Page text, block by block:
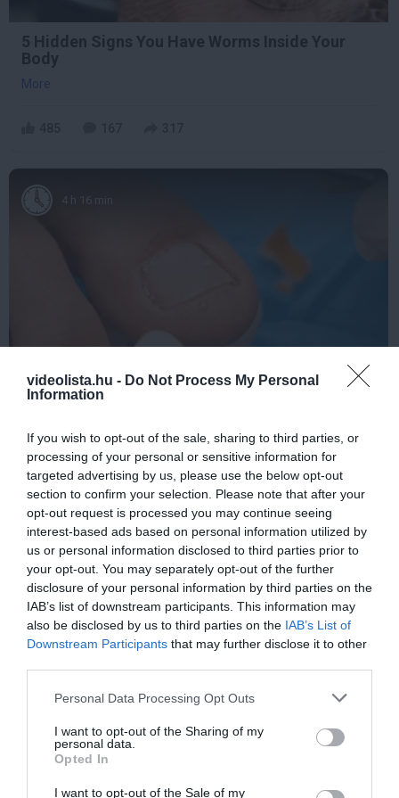
videolista.hu - Do Not Process My Personal
Information
If you wish to opt-out of the sale, sharing to third parties, or
processing of your personal or sensitive information for
targeted advertising by us, please use the below opt-out
section to confirm your selection. Please note that after your
opt-out request is processed you may continue seeing
interest-based ads based on personal information utilized by
us or personal information disclosed to third parties prior to
your opt-out. You may separately opt-out of the further
disclosure of your personal information by third parties on the
IAB’s list of downstream participants. This information may
also be disclosed by us to third parties on the IAB’s List of
Downstream Participants that may further disclose it to other
Please note that this website/app uses one or more Google
not limited to your visit or usage behaviour. You may click to
grant or deny consent to Google and its third-party tags to
use your data for below specified purposes in below Google
consent section.
Personal Data Processing Opt Outs
I want to opt-out of the Sharing of my
personal data.
Opted In
I want to opt-out of the Sale of my
5 Hidden Signs You Have Worms Inside Your
Body
More
4 h 16 min
Fungus Dries Up And Falls Off After The First
More
199 200 152
This Simple Trick Removes All Parasites From